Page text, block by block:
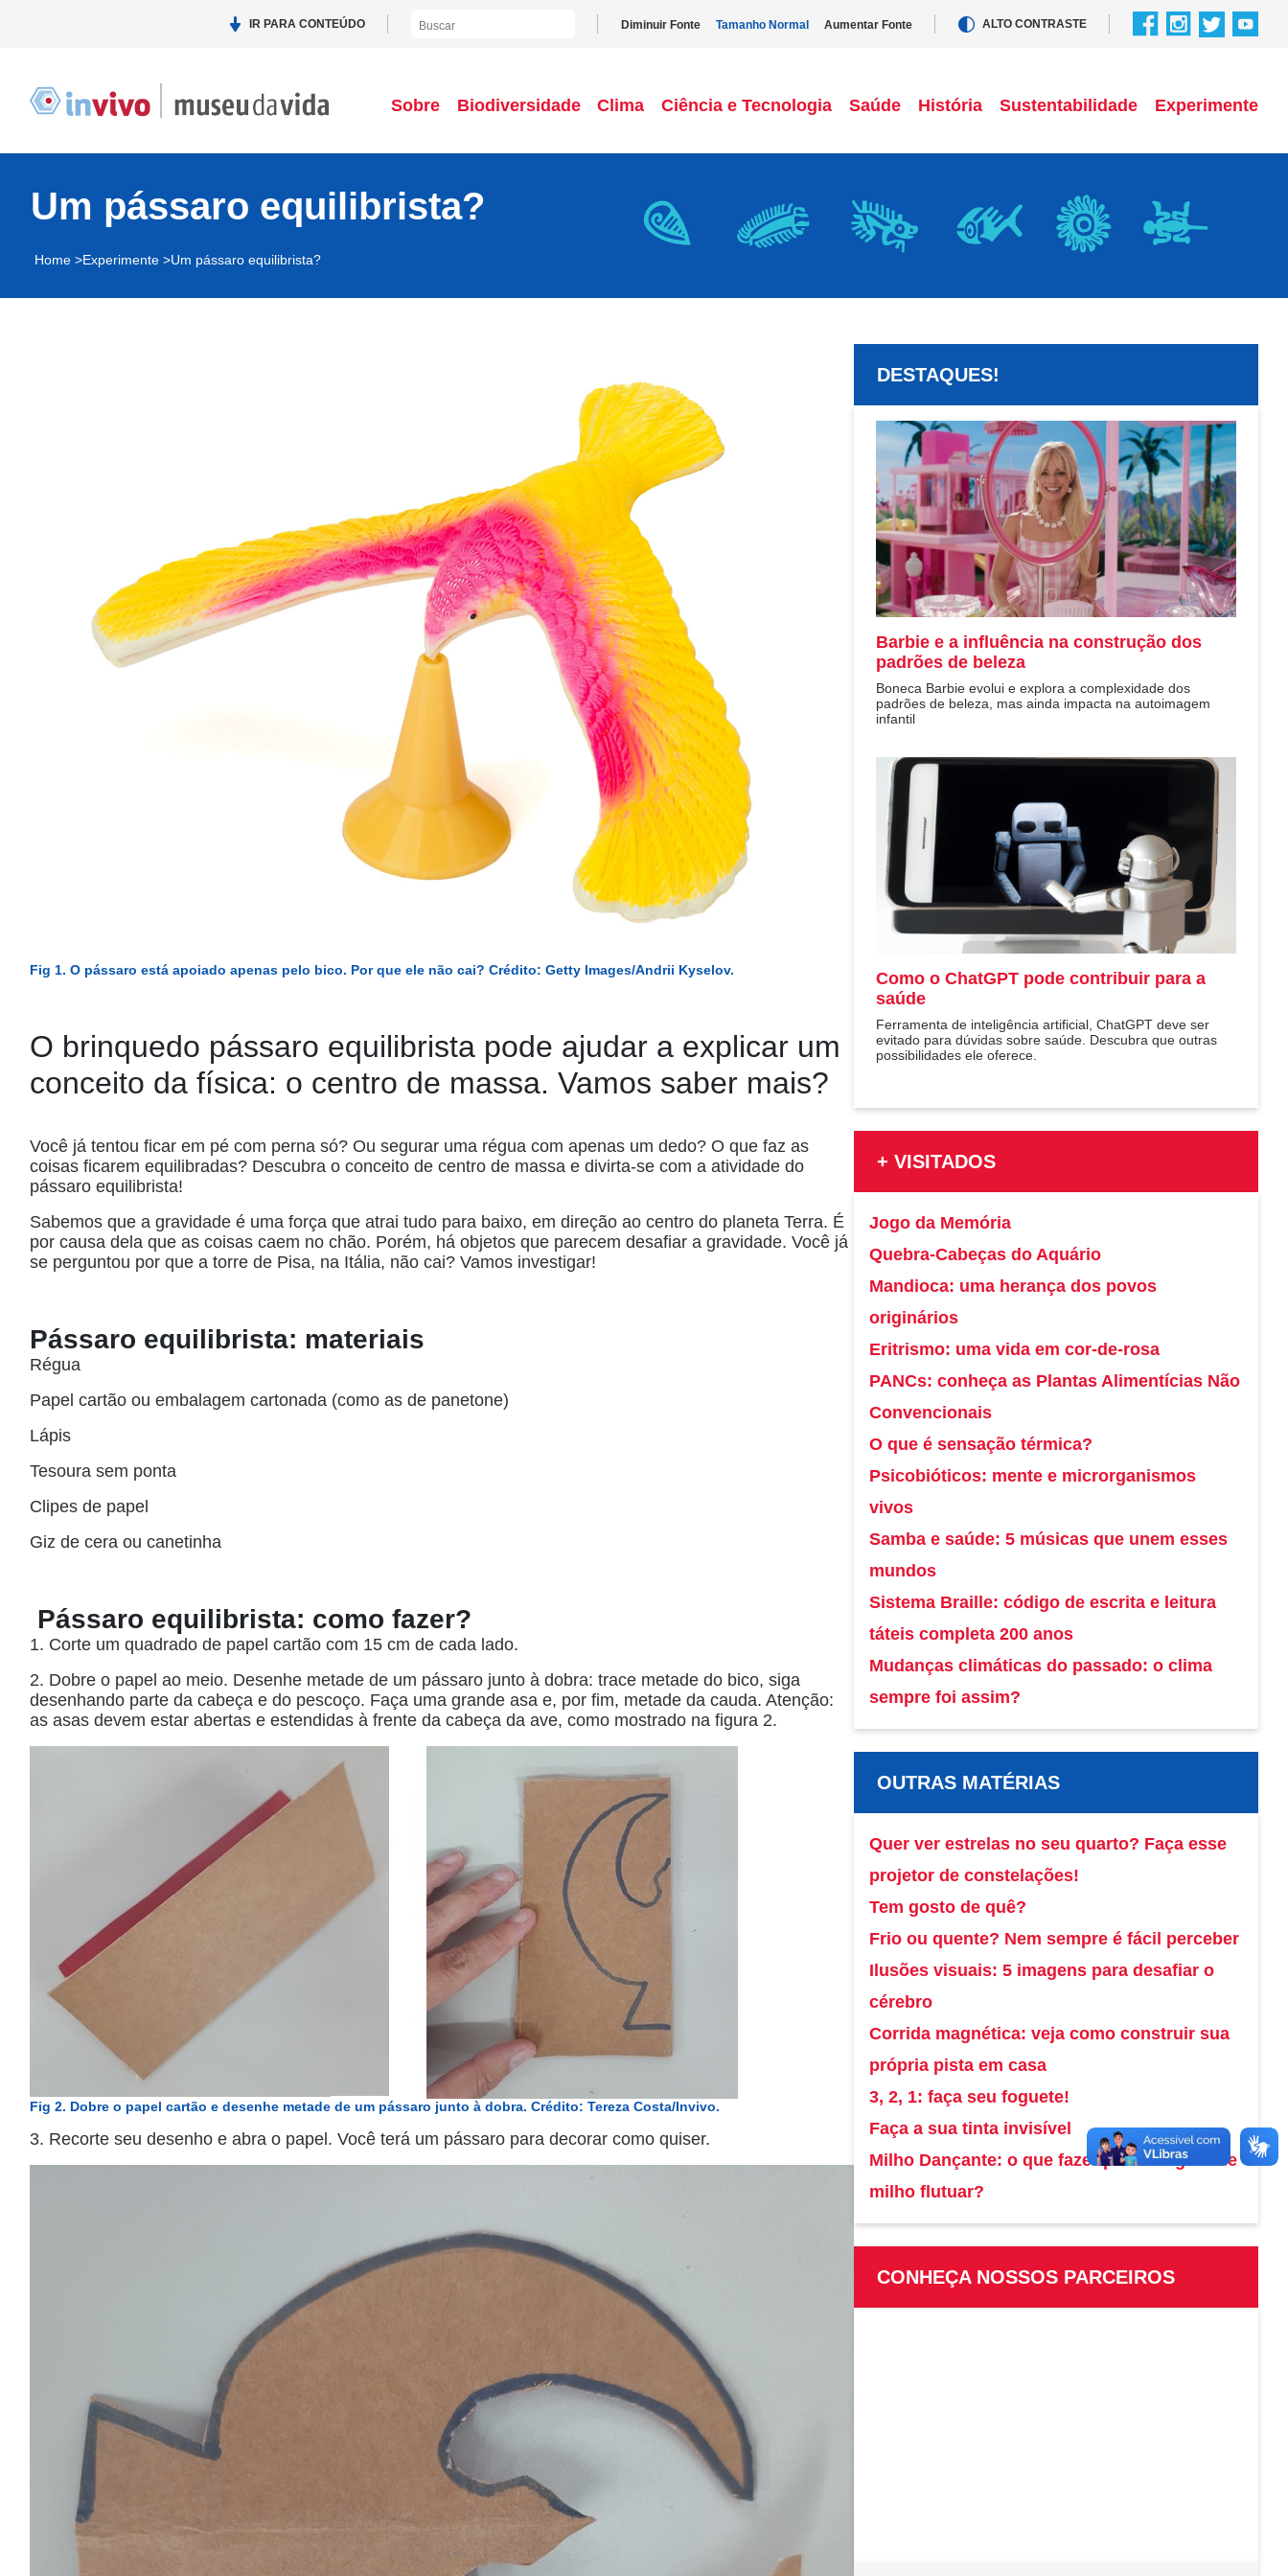
IR PARA CONTEÚDO Diminuir Fonte Tamanho Normal Aumentar Fonte ALTO CONTRASTE
Sobre Biodiversidade Clima Ciência e Tecnologia Saúde História Sustentabilidade Experimente
Um pássaro equilibrista?
Home >Experimente >Um pássaro equilibrista?
Fig 1. O pássaro está apoiado apenas pelo bico. Por que ele não cai? Crédito: Getty Images/Andrii Kyselov.
O brinquedo pássaro equilibrista pode ajudar a explicar um
conceito da física: o centro de massa. Vamos saber mais?
Você já tentou ficar em pé com perna só? Ou segurar uma régua com apenas um dedo? O que faz as
coisas ficarem equilibradas? Descubra o conceito de centro de massa e divirta-se com a atividade do
pássaro equilibrista!
Sabemos que a gravidade é uma força que atrai tudo para baixo, em direção ao centro do planeta Terra. É
por causa dela que as coisas caem no chão. Porém, há objetos que parecem desafiar a gravidade. Você já
se perguntou por que a torre de Pisa, na Itália, não cai? Vamos investigar!
Pássaro equilibrista: materiais
Régua
Papel cartão ou embalagem cartonada (como as de panetone)
Lápis
Tesoura sem ponta
Clipes de papel
Giz de cera ou canetinha
Pássaro equilibrista: como fazer?
1. Corte um quadrado de papel cartão com 15 cm de cada lado.
2. Dobre o papel ao meio. Desenhe metade de um pássaro junto à dobra: trace metade do bico, siga
desenhando parte da cabeça e do pescoço. Faça uma grande asa e, por fim, metade da cauda. Atenção:
as asas devem estar abertas e estendidas à frente da cabeça da ave, como mostrado na figura 2.
Fig 2. Dobre o papel cartão e desenhe metade de um pássaro junto à dobra. Crédito: Tereza Costa/Invivo.
3. Recorte seu desenho e abra o papel. Você terá um pássaro para decorar como quiser.
DESTAQUES!
Barbie e a influência na construção dos
padrões de beleza
Boneca Barbie evolui e explora a complexidade dos
padrões de beleza, mas ainda impacta na autoimagem
infantil
Como o ChatGPT pode contribuir para a
saúde
Ferramenta de inteligência artificial, ChatGPT deve ser
evitado para dúvidas sobre saúde. Descubra que outras
possibilidades ele oferece.
+ VISITADOS
Jogo da Memória
Quebra-Cabeças do Aquário
Mandioca: uma herança dos povos
originários
Eritrismo: uma vida em cor-de-rosa
PANCs: conheça as Plantas Alimentícias Não
Convencionais
O que é sensação térmica?
Psicobióticos: mente e microrganismos
vivos
Samba e saúde: 5 músicas que unem esses
mundos
Sistema Braille: código de escrita e leitura
táteis completa 200 anos
Mudanças climáticas do passado: o clima
sempre foi assim?
OUTRAS MATÉRIAS
Quer ver estrelas no seu quarto? Faça esse
projetor de constelações!
Tem gosto de quê?
Frio ou quente? Nem sempre é fácil perceber
Ilusões visuais: 5 imagens para desafiar o
cérebro
Corrida magnética: veja como construir sua
própria pista em casa
3, 2, 1: faça seu foguete!
Faça a sua tinta invisível
Milho Dançante: o que fazer para um grão de
milho flutuar?
CONHEÇA NOSSOS PARCEIROS